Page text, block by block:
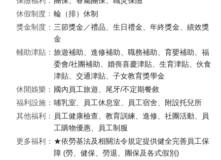
休假制度： 輪（排）休制
獎金制度： 三節獎金／禮品、生日禮金、年終獎金、績效獎
金
輔助津貼： 旅遊補助、進修補助、職務補助、育嬰補助、福
委會/社團補助、婚喪喜慶津貼、生育津貼、伙食
津貼、交通津貼、子女教育獎學金
休閒娛樂： 國內員工旅遊、尾牙/不定期餐敘
福利設施： 哺乳室、員工休息室、員工宿舍、附設托兒所
其他福利： 員工健康檢查、教育訓練、進修、社團活動、員
工購物優惠、員工制服
更多福利： ★依勞基法及相關法令規定提供健全完善員工保
障 (勞、健保、勞退、團保及各式假別)